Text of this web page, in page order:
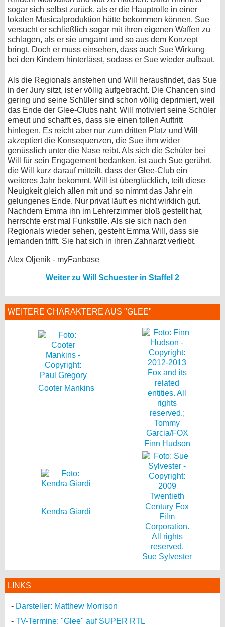
sogar sich selbst zurück, als er die Hauptrolle in einer
lokalen Musicalproduktion hätte bekommen können. Sue
versucht er schließlich sogar mit ihren eigenen Waffen zu
schlagen, als er sie umgarnt und so aus dem Konzept
bringt. Doch er muss einsehen, dass auch Sue Wirkung
bei den Kindern hinterlässt, sodass er Sue wieder aufbaut.
Als die Regionals anstehen und Will herausfindet, das Sue
in der Jury sitzt, ist er völlig aufgebracht. Die Chancen sind
gering und seine Schüler sind schon völlig deprimiert, weil
das Ende der Glee-Clubs naht. Will motiviert seine Schüler
erneut und schafft es, dass sie einen tollen Auftritt
hinlegen. Es reicht aber nur zum dritten Platz und Will
akzeptiert die Konsequenzen, die Sue ihm wider
genüsslich unter die Nase reibt. Als sich die Schüler bei
Will für sein Engagement bedanken, ist auch Sue gerührt,
die Will kurz darauf mitteilt, dass der Glee-Club ein
weiteres Jahr bekommt. Will ist überglücklich, teilt diese
Neuigkeit gleich allen mit und so nimmt das Jahr ein
gelungenes Ende. Nur privat läuft es nicht wirklich gut.
Nachdem Emma ihn im Lehrerzimmer bloß gestellt hat,
herrschte erst mal Funkstille. Als sie sich nach den
Regionals wieder sehen, gesteht Emma Will, dass sie
jemanden trifft. Sie hat sich in ihren Zahnarzt verliebt.
Alex Oljenik - myFanbase
Weiter zu Will Schuester in Staffel 2
WEITERE CHARAKTERE AUS "GLEE"
Cooter Mankins
Finn Hudson
Kendra Giardi
Sue Sylvester
LINKS
Darsteller: Matthew Morrison
TV-Termine: "Glee" auf SUPER RTL